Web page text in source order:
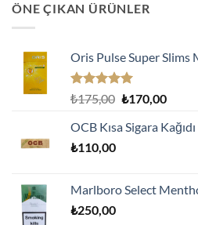
ÖNE ÇIKAN ÜRÜNLER
Oris Pulse Super Slims
5 üzerinden
oy
aldı
₺175,00 Orijinal
₺175,00.
₺170,00Şu
fiyat:
OCB Kısa Sigara
₺110,00
Marlboro Select
₺250,00